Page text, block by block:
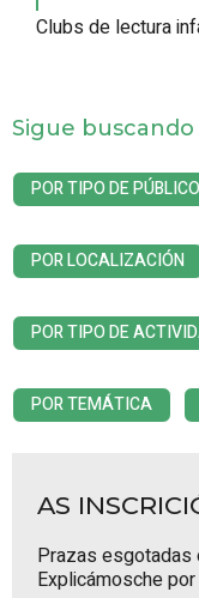
Clubs de lectura
Sigue buscando
POR TIPO DE PÚBLICO
POR LOCALIZACIÓN
POR TIPO DE
POR TEMÁTICA
AS
Prazas esgotadas
Explicámosche por